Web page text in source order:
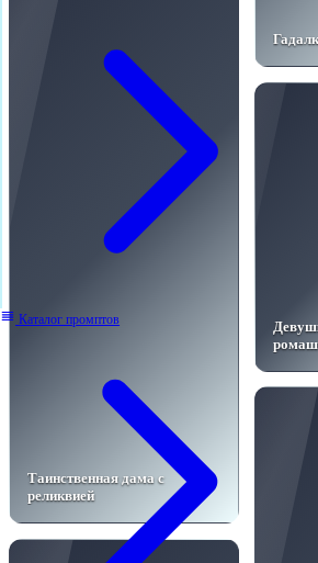
Каталог промптов
Таинственная дама с
реликвией